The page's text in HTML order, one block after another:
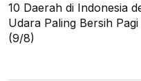
10 Daerah di Indonesia
Udara Paling Bersih
(9/8)